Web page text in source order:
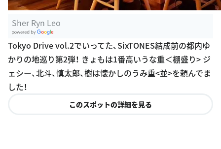
Sher Ryn Leo
oogle Plac
es
Tokyo Drive vol.2でいってた、SixTONES結成前の都内ゆ
かりの地巡り第2弾！ きょもは1番高いうな重＜棚盛り> ジ
ェシー、北斗、慎太郎、樹は懐かしのうみ重<並>を頼んでま
した！
このスポットの詳細を見る